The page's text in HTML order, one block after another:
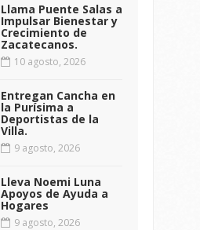
Llama Puente Salas a
Impulsar Bienestar y
Crecimiento de
Zacatecanos.
10 agosto, 2026
Entregan Cancha en
la Purísima a
Deportistas de la
Villa.
9 agosto, 2026
Lleva Noemi Luna
Apoyos de Ayuda a
Hogares
9 agosto, 2026